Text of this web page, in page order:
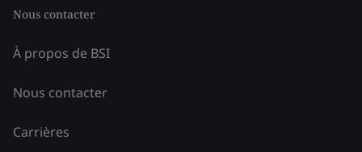
Nous contacter
À propos de BSI
Nous contacter
Carrières